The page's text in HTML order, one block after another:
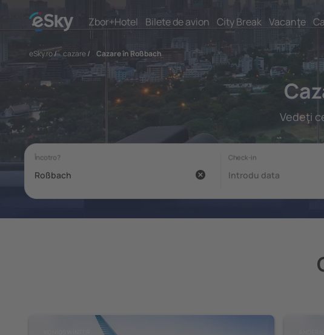
Zbor+Hotel Bilete de avion City Break Vacanţe
eSky.ro/ cazare/ Cazare în Roßbach
Vedeţi